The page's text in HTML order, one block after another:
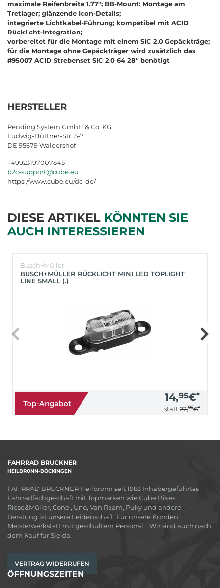
maximale Reifenbreite 1.77"; BB-Mount: Montage am
Tretlager; glänzende Icon-Details;
integrierte Lichtkabel-Führung; kompatibel mit ACID
Rücklicht-Integration;
vorbereitet für die Montage mit einem SIC 2.0 Gepäckträge;
für die Montage ohne Gepäckträger wird zusätzlich das
#95007 ACID Strebenset SIC 2.0 64 28“ benötigt
HERSTELLER
Pending System GmbH & Co. KG
Ludwig-Hüttner-Str. 5-7
DE 95679 Waldershof
+49923197007845
b2c-support@cube.eu
https://www.cube.eu/de-de/
DIESE ARTIKEL KÖNNTEN SIE
AUCH INTERESSIEREN
Busch+Müller
BUSCH+MÜLLER RÜCKLICHT MINI LED TOPLIGHT
LINE SMALL (.)
14,95€*
statt 22,90€*
FAHRRAD BRUCKNER
HEILBRONN-BÖCKINGEN
FAHRRAD BRUCKNER Heilbronn seit 1983 Inhabergeführtes
Fahrradfachgeschäft mit Topmarken wie Cube Bikes,
Riese&Müller, Cone , Uno, Van Raam, Puky und andere.
Beratung ist unsere Leidenschaft. Für unsere Kunden
Meisterwerkstatt mit geschultem Personal. . Wir sind auch nach
dem Kauf für Sie da.
VERTRAG WIDERRUFEN
ÖFFNUNGSZEITEN